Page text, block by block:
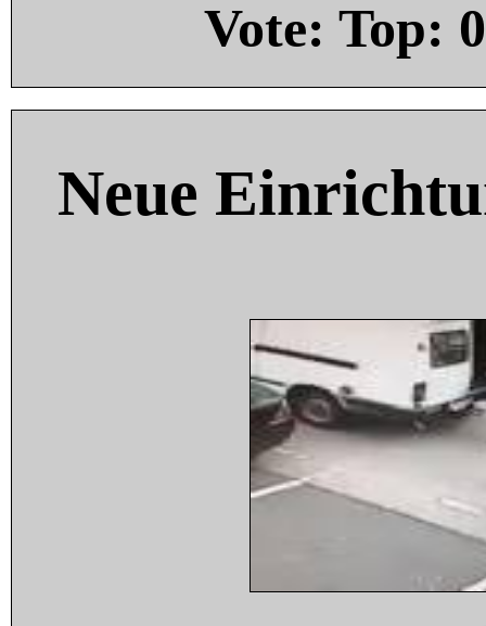
Vote: Top: 0
Neue